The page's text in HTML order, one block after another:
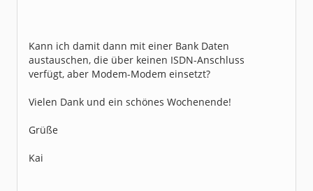
Kann ich damit dann mit einer Bank Daten
austauschen, die über keinen ISDN-Anschluss
verfügt, aber Modem-Modem einsetzt?
Vielen Dank und ein schönes Wochenende!
Grüße
Kai